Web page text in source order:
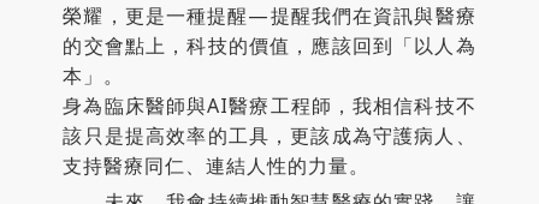
榮耀，更是一種提醒—提醒我們在資訊與醫療
的交會點上，科技的價值，應該回到「以人為
本」。
身為臨床醫師與AI醫療工程師，我相信科技不
該只是提高效率的工具，更該成為守護病人、
支持醫療同仁、連結人性的力量。